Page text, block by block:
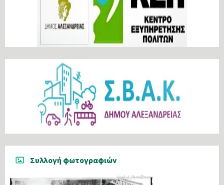
Συλλογή φωτογραφιών